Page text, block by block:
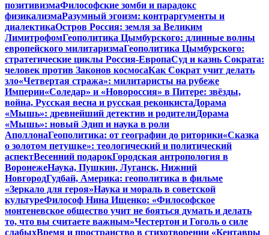
позитивизмаФилософские зомби и парадокс
физикализмаРазумный эгоизм: контраргументы и
диалектикаОстров Россия: земля за Великим
ЛимитрофомГеополитика Цымбурского: длинные волны
европейского милитаризмаГеополитика Цымбурского:
стратегические циклы Россия-ЕвропаСуд и казнь Сократа:
человек против Законов космосаКак Сократ учит делать
зло«Четвертая стража»: милитаристы на рубеже
Империи«Соледар» и «Новороссия» в Питере: звёзды,
война, Русская весна и русская реконкистаДорама
«Мышь»: древнейший детектив и родителиДорама
«Мышь»: новый Эдип и наука в роли
АполлонаГеополитика: от географии до риторики«Сказка
о золотом петушке»: теологический и политический
аспектВесенний подарокГородская антропология в
ВоронежеНаука, Пушкин, Луганск, Нижний
НовгородГудбай, Америка: геополитика в фильме
«Зеркало для героя»Наука и мораль в советской
культуреФилософ Нина Ищенко: «Философское
монтеневское общество учит не бояться думать и делать
то, что вы считаете важным»Честертон и Гоголь о силе
слабыхВремя и пространство в стихотворении «Кентавры